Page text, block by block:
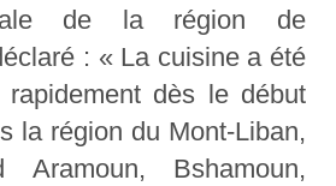
de la région de
: « La cuisine a été
dès le début
la région du Mont-Liban,
Aramoun, Bshamoun,